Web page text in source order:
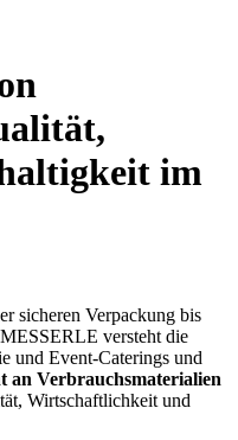
im
sicheren Verpackung bis
versteht die
und Event-Caterings und
an Verbrauchsmaterialien
Wirtschaftlichkeit und